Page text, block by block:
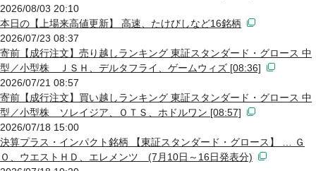
2026/08/03 20:10
本日の【上場来高値更新】 高速、たけびしなど16銘柄
2026/07/23 08:37
寄前【成行注文】売り越しランキング 東証スタンダード・グロース 中
型／小型株 ＪＳＨ、デルタフライ、ゲームウィズ [08:36]
2026/07/21 08:57
寄前【成行注文】買い越しランキング 東証スタンダード・グロース 中
型／小型株 ソレイジア、ＯＴＳ、ホドルワン [08:57]
2026/07/18 15:00
決算プラス・インパクト銘柄 【東証スタンダード・グロース】 … Ｇ
Ｏ、ウエストＨＤ、エレメンツ (7月10日～16日発表分)